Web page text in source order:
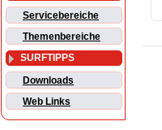
Servicebereiche
Themenbereiche
SURFTIPPS
Downloads
Web Links